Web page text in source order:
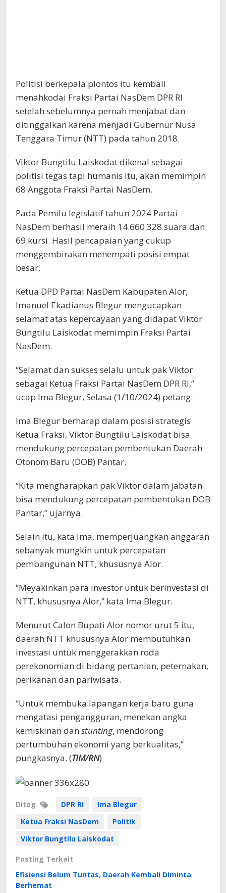
Politisi berkepala plontos itu kembali
menahkodai Fraksi Partai NasDem DPR RI
setelah sebelumnya pernah menjabat dan
ditinggalkan karena menjadi Gubernur Nusa
Tenggara Timur (NTT) pada tahun 2018.
Viktor Bungtilu Laiskodat dikenal sebagai
politisi tegas tapi humanis itu, akan memimpin
68 Anggota Fraksi Partai NasDem.
Pada Pemilu legislatif tahun 2024 Partai
NasDem berhasil meraih 14.660.328 suara dan
69 kursi. Hasil pencapaian yang cukup
menggembirakan menempati posisi empat
besar.
Ketua DPD Partai NasDem Kabupaten Alor,
Imanuel Ekadianus Blegur mengucapkan
selamat atas kepercayaan yang didapat Viktor
Bungtilu Laiskodat memimpin Fraksi Partai
NasDem.
“Selamat dan sukses selalu untuk pak Viktor
sebagai Ketua Fraksi Partai NasDem DPR RI,”
ucap Ima Blegur, Selasa (1/10/2024) petang.
Ima Blegur berharap dalam posisi strategis
Ketua Fraksi, Viktor Bungtilu Laiskodat bisa
mendukung percepatan pembentukan Daerah
Otonom Baru (DOB) Pantar.
“Kita mengharapkan pak Viktor dalam jabatan
bisa mendukung percepatan pembentukan DOB
Pantar,” ujarnya.
Selain itu, kata Ima, memperjuangkan anggaran
sebanyak mungkin untuk percepatan
pembangunan NTT, khususnya Alor.
“Meyakinkan para investor untuk berinvestasi di
NTT, khususnya Alor,” kata Ima Blegur.
Menurut Calon Bupati Alor nomor urut 5 itu,
daerah NTT khususnya Alor membutuhkan
investasi untuk menggerakkan roda
perekonomian di bidang pertanian, peternakan,
perikanan dan pariwisata.
“Untuk membuka lapangan kerja baru guna
mengatasi pengangguran, menekan angka
kemiskinan dan stunting, mendorong
pertumbuhan ekonomi yang berkualitas,”
pungkasnya. (TIM/RN)
Ditag DPR RI
Ima Blegur
Ketua Fraksi NasDem
Politik
Viktor Bungtilu Laiskodat
Posting Terkait
Efisiensi Belum Tuntas, Daerah Kembali Diminta
Berhemat